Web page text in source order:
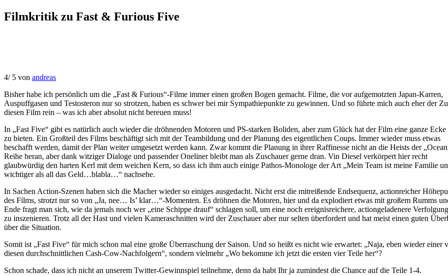
Filmkritik zu Fast & Furious Five
4/ 5 von andreas
Bisher habe ich persönlich um die „Fast & Furious“-Filme immer einen großen Bogen gemacht. Filme, die vor aufgemotzten Japan-Karren,
Auspuffgasen und Testosteron nur so strotzen, haben es schwer bei mir Sympathiepunkte zu gewinnen. Und so führte mich auch eher der
diesen Film rein – was ich aber absolut nicht bereuen muss!
In „Fast Five“ gibt es natürlich auch wieder die dröhnenden Motoren und PS-starken Boliden, aber zum Glück hat der Film eine ganze Ecke
zu bieten. Ein Großteil des Films beschäftigt sich mit der Teambildung und der Planung des eigentlichen Coups. Immer wieder muss etwas
beschafft werden, damit der Plan weiter umgesetzt werden kann. Zwar kommt die Planung in ihrer Raffinesse nicht an die Heists der
Reihe heran, aber dank witziger Dialoge und passender Oneliner bleibt man als Zuschauer gerne dran. Vin Diesel verkörpert hier recht
glaubwürdig den harten Kerl mit dem weichen Kern, so dass ich ihm auch einige Pathos-Monologe der Art „Mein Team ist meine Familie
wichtiger als all das Geld…blabla…“ nachsehe.
In Sachen Action-Szenen haben sich die Macher wieder so einiges ausgedacht. Nicht erst die mitreißende Endsequenz, actionreicher
des Films, strotzt nur so von „Ja, nee… Is’ klar…“-Momenten. Es dröhnen die Motoren, hier und da explodiert etwas mit großem Rumms
Ende fragt man sich, wie da jemals noch wer „eine Schippe drauf“ schlagen soll, um eine noch ereignisreichere, actiongeladenere
zu inszenieren. Trotz all der Hast und vielen Kameraschnitten wird der Zuschauer aber nur selten überfordert und hat meist einen guten
über die Situation.
Somit ist „Fast Five“ für mich schon mal eine große Überraschung der Saison. Und so heißt es nicht wie erwartet: „Naja, eben wieder einer
diesen durchschnittlichen Cash-Cow-Nachfolgern“, sondern vielmehr „Wo bekomme ich jetzt die ersten vier Teile her“?
Schon schade, dass ich nicht an unserem Twitter-Gewinnspiel teilnehme, denn da habt Ihr ja zumindest die Chance auf die Teile 1-4.